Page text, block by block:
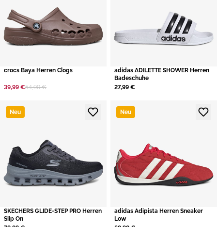
crocs Baya Herren Clogs
39,99 €54,99 €
adidas ADILETTE SHOWER Herren
Badeschuhe
27,99 €
Neu
SKECHERS GLIDE-STEP PRO Herren
Slip On
Neu
adidas Adipista Herren Sneaker
Low